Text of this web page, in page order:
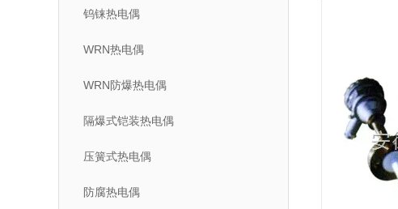
钨铼热电偶
WRN热电偶
WRN防爆热电偶
隔爆式铠装热电偶
压簧式热电偶
防腐热电偶